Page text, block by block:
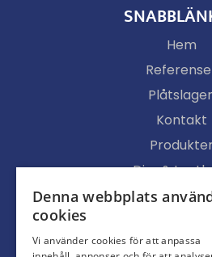
Hem
Kontakt
Djur &
Köpvillkor
Denna webbplats
cookies
Vi använder cookies för att anpassa